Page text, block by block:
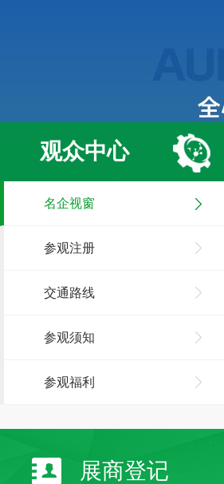
观众中心
名企视窗
参观注册
交通路线
参观须知
参观福利
展商登记